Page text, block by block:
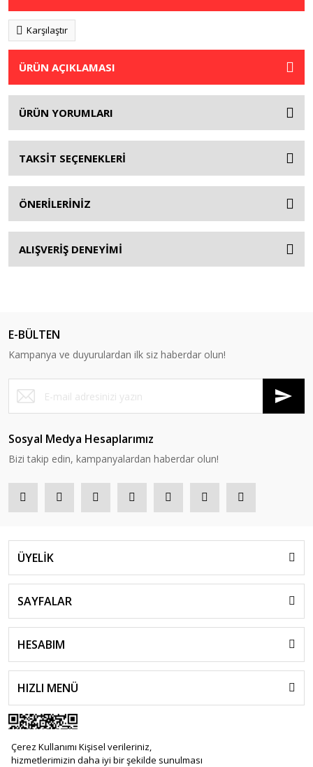
Çerez Kullanımı Kişisel verileriniz,
hizmetlerimizin daha iyi bir şekilde sunulması
Karşılaştır
ÜRÜN AÇIKLAMASI
ÜRÜN YORUMLARI
TAKSİT SEÇENEKLERİ
ÖNERİLERİNİZ
ALIŞVERİŞ DENEYİMİ
E-BÜLTEN
Kampanya ve duyurulardan ilk siz haberdar olun!
Sosyal Medya Hesaplarımız
Bizi takip edin, kampanyalardan haberdar olun!
ÜYELİK
SAYFALAR
HESABIM
HIZLI MENÜ